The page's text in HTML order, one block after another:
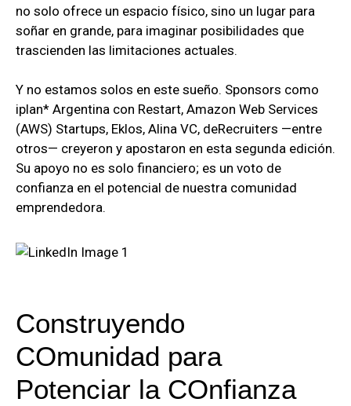
no solo ofrece un espacio físico, sino un lugar para
soñar en grande, para imaginar posibilidades que
trascienden las limitaciones actuales.
Y no estamos solos en este sueño. Sponsors como
iplan* Argentina con Restart, Amazon Web Services
(AWS) Startups, Eklos, Alina VC, deRecruiters —entre
otros— creyeron y apostaron en esta segunda edición.
Su apoyo no es solo financiero; es un voto de
confianza en el potencial de nuestra comunidad
emprendedora.
Construyendo
COmunidad para
Potenciar la COnfianza